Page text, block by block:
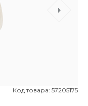
Код товара: 57205175